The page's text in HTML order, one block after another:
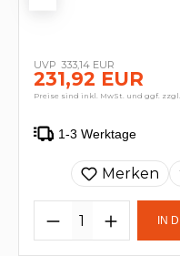
333,14 EUR
231,92 EUR
Preise sind inkl. MwSt. und ggf.
1-3 Werktage
Merken
IN